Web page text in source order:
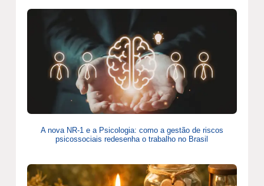
A nova NR-1 e a Psicologia: como a gestão de riscos
psicossociais redesenha o trabalho no Brasil